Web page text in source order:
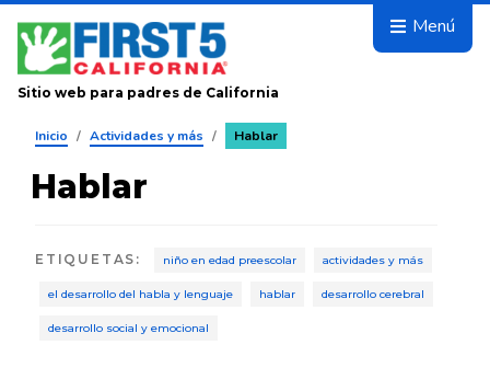
Avanza
Menú
Sitio web para padres de California
Inicio / Actividades y más / Hablar
Hablar
ETIQUETAS : niño en edad preescolar actividades y más
el desarrollo del habla y lenguaje hablar desarrollo cerebral
desarrollo social y emocional